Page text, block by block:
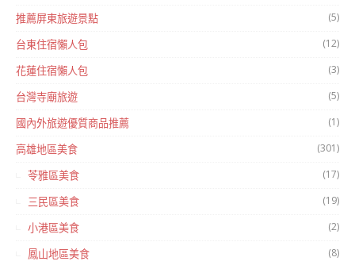
推薦屏東旅遊景點 (5)
台東住宿懶人包 (12)
花蓮住宿懶人包 (3)
台灣寺廟旅遊 (5)
國內外旅遊優質商品推薦 (1)
高雄地區美食 (301)
苓雅區美食 (17)
三民區美食 (19)
小港區美食 (2)
鳳山地區美食 (8)